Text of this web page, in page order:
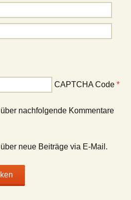
CAPTCHA Code *
nachfolgende Kommentare
neue Beiträge via E-Mail.